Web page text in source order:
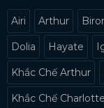
Airi Arthur
Dolia Hayate
Khắc Chế Arthur
Khắc Chế Charlotte